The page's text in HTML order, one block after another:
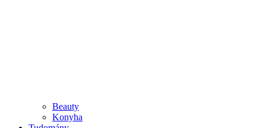
Beauty
Konyha